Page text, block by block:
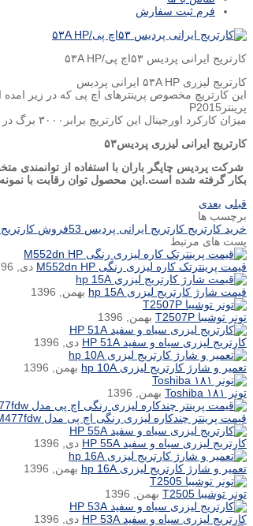
فرم ثبت سفارش
کارتریج ایرانی پردیس ۵۳اچ پی/۵۳A HP
کارتریج لیزری ۵۳A HP ایرانی پردیس
این کارتریچ مخصوص پرینترهای اچ پی که در زیر
پرینترP2015
میزان کارکرد اورجینال این کارتریج برابر۳۰۰۰ برگ در ماه می باشد
کارتریج ایرانی لیزری پردیس۵۳
شرکت پردیس چاپگر باران با استفاده از توانمندی
بکار گرفته شده است.این محصول توان رقابت با نمونه
قبلی بعدی
برچسب ها
خرید کارتریج کارتریج ایرانی پردیس 53
فروش کارتریج
پست های مرتبط
قیمت پرینترتک کاره لیزری رنگی M552dn HP
دی, 1396
قیمت شارژ کارتریج لیزری hp 15A
بهمن, 1396
تونر توشیبا T2507P
بهمن, 1396
کارتریج لیزری سیاه و سفید HP 51A
دی, 1396
تعمیر و شارژ کارتریج لیزری hp 10A
بهمن, 1396
تونر ۱۸۱ Toshiba
بهمن, 1396
قیمت پرینتر چندکاره لیزری رنگی اچ پی مدل M477fdw
کارتریج لیزری سیاه و سفید HP 55A
دی, 1396
تعمیر و شارژ کارتریج لیزری hp 16A
بهمن, 1396
تونر توشیبا T2505
بهمن, 1396
کارتریج لیزری سیاه و سفید HP 53A
دی, 1396